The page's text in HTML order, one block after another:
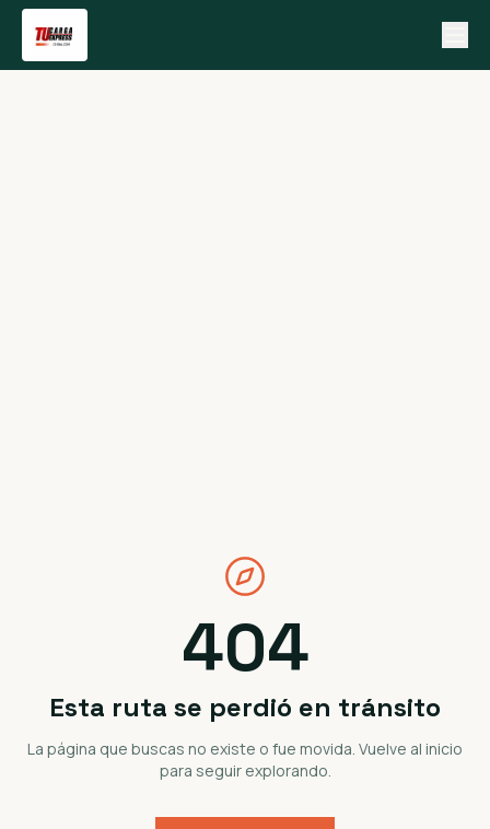
404
Esta ruta se perdió en tránsito
La página que buscas no existe o fue movida. Vuelve al inicio
para seguir explorando.